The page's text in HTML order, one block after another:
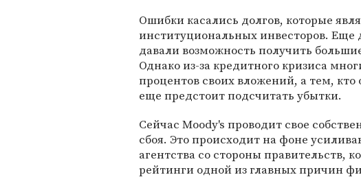
Ошибки касались долгов, которые
институциональных инвесторов. Еще
давали возможность получить
Однако из-за кредитного кризиса
процентов своих вложений, а тем,
еще предстоит подсчитать убытки.
Сейчас Moody's проводит свое
сбоя. Это происходит на фоне
агентства со стороны правительств,
рейтинги одной из главных причин